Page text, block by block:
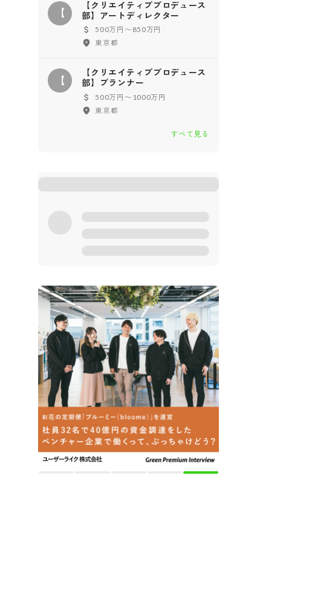
【
【クリエイティブプロデュース
部】アートディレクター
500万円〜850万円
東京都
【
【クリエイティブプロデュース
部】プランナー
500万円〜1000万円
東京都
すべて見る